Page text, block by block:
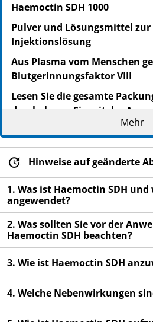
Haemoctin SDH 1000
Pulver und Lösungsmittel
Injektionslösung
Aus Plasma vom Menschen
Blutgerinnungsfaktor VIII
Lesen Sie die gesamte
durch, bevor Sie mit der
Arzneimittels beginnen,
Informationen.
möchten Sie diese später
Wenn Sie weitere Fragen
an Ihren Arzt, Apotheker
Fachpersonal.
Dieses Arzneimittel wurde
verschrieben. Geben Sie
Es kann anderen
diese die gleichen
Wenn Sie Nebenwirkungen
Mehr
Hinweise auf geänderte
1. Was ist Haemoctin SDH
angewendet?
2. Was sollten Sie vor der
Haemoctin SDH beachten?
3. Wie ist Haemoctin SDH
4. Welche Nebenwirkungen